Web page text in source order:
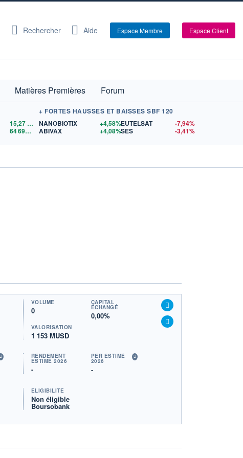
Rechercher Aide Espace Membre Espace Client
Matières Premières
Forum
15,27$US
64 694,78 $US
+ FORTES HAUSSES ET BAISSES SBF 120
NANOBIOTIX
+4,58%
ABIVAX
+4,08%
EUTELSAT
-7,94%
SES
-3,41%
VOLUME
0
CAPITAL
ÉCHANGÉ
0,00%
VALORISATION
1 153 MUSD
RENDEMENT
ESTIMÉ 2026
-
PER ESTIMÉ
2026
-
ÉLIGIBILITÉ
Non éligible
Boursobank